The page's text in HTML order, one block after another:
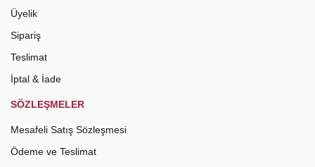
Üyelik
Sipariş
Teslimat
İptal & İade
SÖZLEŞMELER
Mesafeli Satış Sözleşmesi
Ödeme ve Teslimat